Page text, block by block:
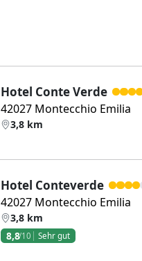
Hotel Conte Verde
42027 Montecchio Emilia
3,8 km
Hotel Conteverde
42027 Montecchio Emilia
3,8 km
8,8/10 Sehr gut